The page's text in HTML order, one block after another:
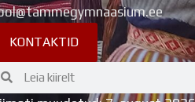
KONTAKTID
Search